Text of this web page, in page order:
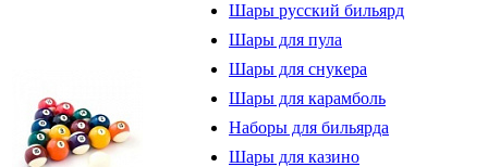
Шары русский бильярд
Шары для пула
Шары для снукера
Шары для карамболь
Наборы для бильярда
Шары для казино